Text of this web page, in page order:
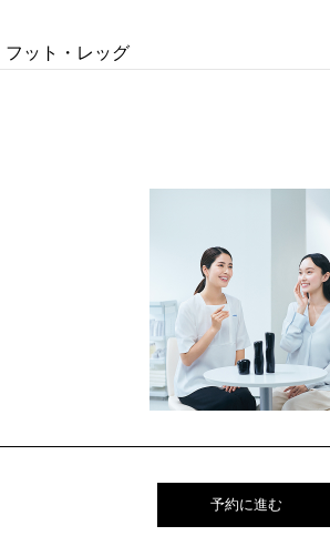
フット・レッグ
予約に進む